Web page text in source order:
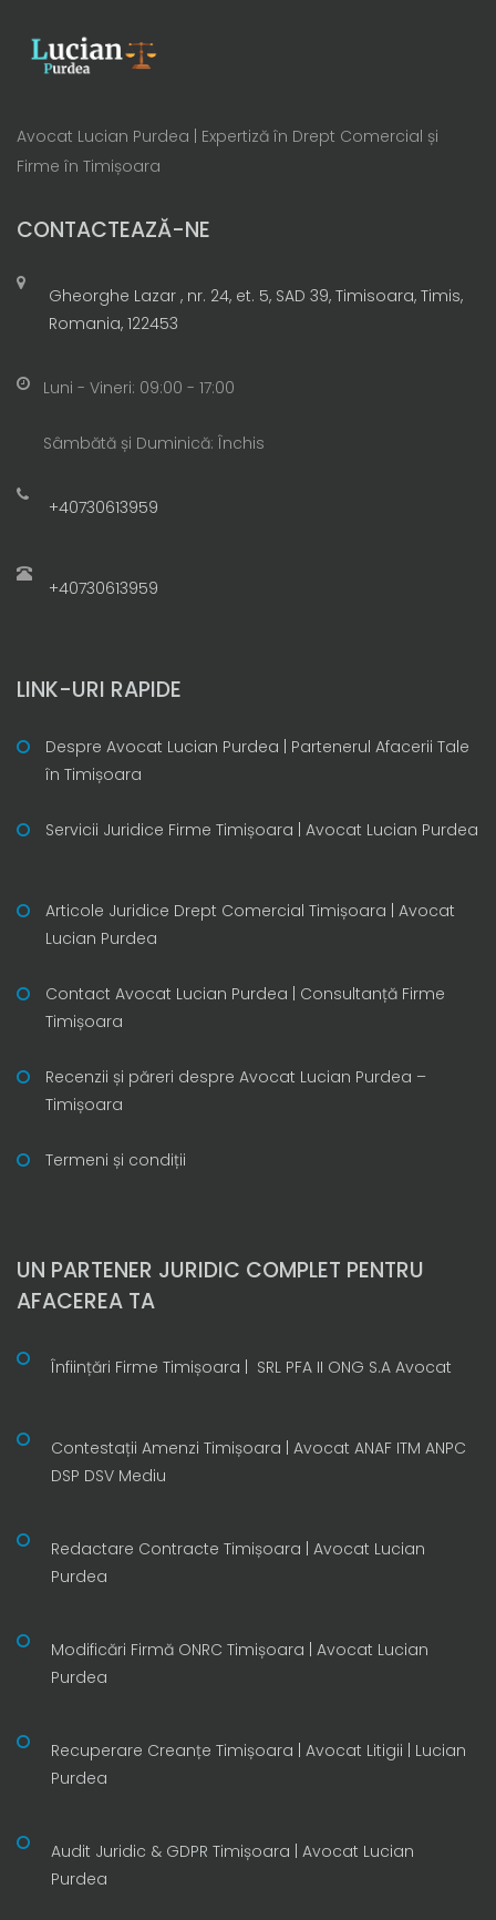
Avocat Lucian Purdea | Expertiză în Drept Comercial și
Firme în Timișoara
CONTACTEAZĂ-NE
Gheorghe Lazar , nr. 24, et. 5, SAD 39, Timisoara, Timis,
Romania, 122453
Luni - Vineri: 09:00 - 17:00
Sâmbătă și Duminică: Închis
+40730613959
+40730613959
LINK-URI RAPIDE
Despre Avocat Lucian Purdea | Partenerul Afacerii Tale
în Timișoara
Servicii Juridice Firme Timișoara | Avocat Lucian Purdea
Articole Juridice Drept Comercial Timișoara | Avocat
Lucian Purdea
Contact Avocat Lucian Purdea | Consultanță Firme
Timișoara
Recenzii și păreri despre Avocat Lucian Purdea –
Timișoara
Termeni și condiții
UN PARTENER JURIDIC COMPLET PENTRU
AFACEREA TA
Înființări Firme Timișoara | SRL PFA II ONG S.A Avocat
Contestații Amenzi Timișoara | Avocat ANAF ITM ANPC
DSP DSV Mediu
Redactare Contracte Timișoara | Avocat Lucian
Purdea
Modificări Firmă ONRC Timișoara | Avocat Lucian
Purdea
Recuperare Creanțe Timișoara | Avocat Litigii | Lucian
Purdea
Audit Juridic & GDPR Timișoara | Avocat Lucian
Purdea